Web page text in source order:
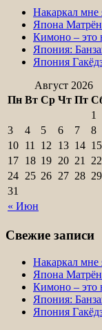
Накаркал
Япона
Кимоно – это
Япония:
Япония
Август 2026
Пн Вт Ср Чт Пт
« Июн
1
3
4 5 6 7 8
10 11 12 13 14 15
17 18 19 20 21 22
24 25 26 27 28 29
31
Свежие записи
Накаркал
Япона
Кимоно – это
Япония:
Япония